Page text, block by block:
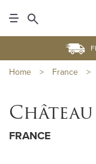
Home > France >
FRANCE